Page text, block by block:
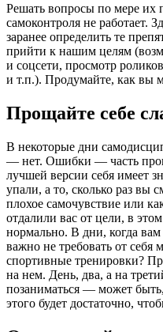
Решать вопросы по мере их
самоконтроля не работает.
заранее определить те
прийти к нашим целям
и соцсети, просмотр
и т.п.). Продумайте, как вы
Прощайте себе
В некоторые дни
— нет. Ошибки — часть
лучшей версии себя имеет
упали, а то, сколько раз вы
плохое самочувствие или
отдалили вас от цели, в
нормально. В дни, когда
важно не требовать от себя
спортивные тренировки?
на нем. День, два, а на
позаниматься — может
этого будет достаточно,